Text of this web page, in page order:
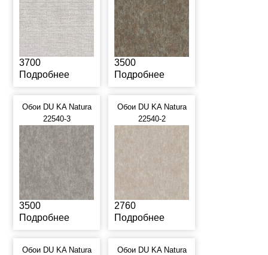
3700
Подробнее
3500
Подробнее
Обои DU KA Natura
22540-3
3500
Подробнее
Обои DU KA Natura
22540-2
2760
Подробнее
Обои DU KA Natura
Обои DU KA Natura